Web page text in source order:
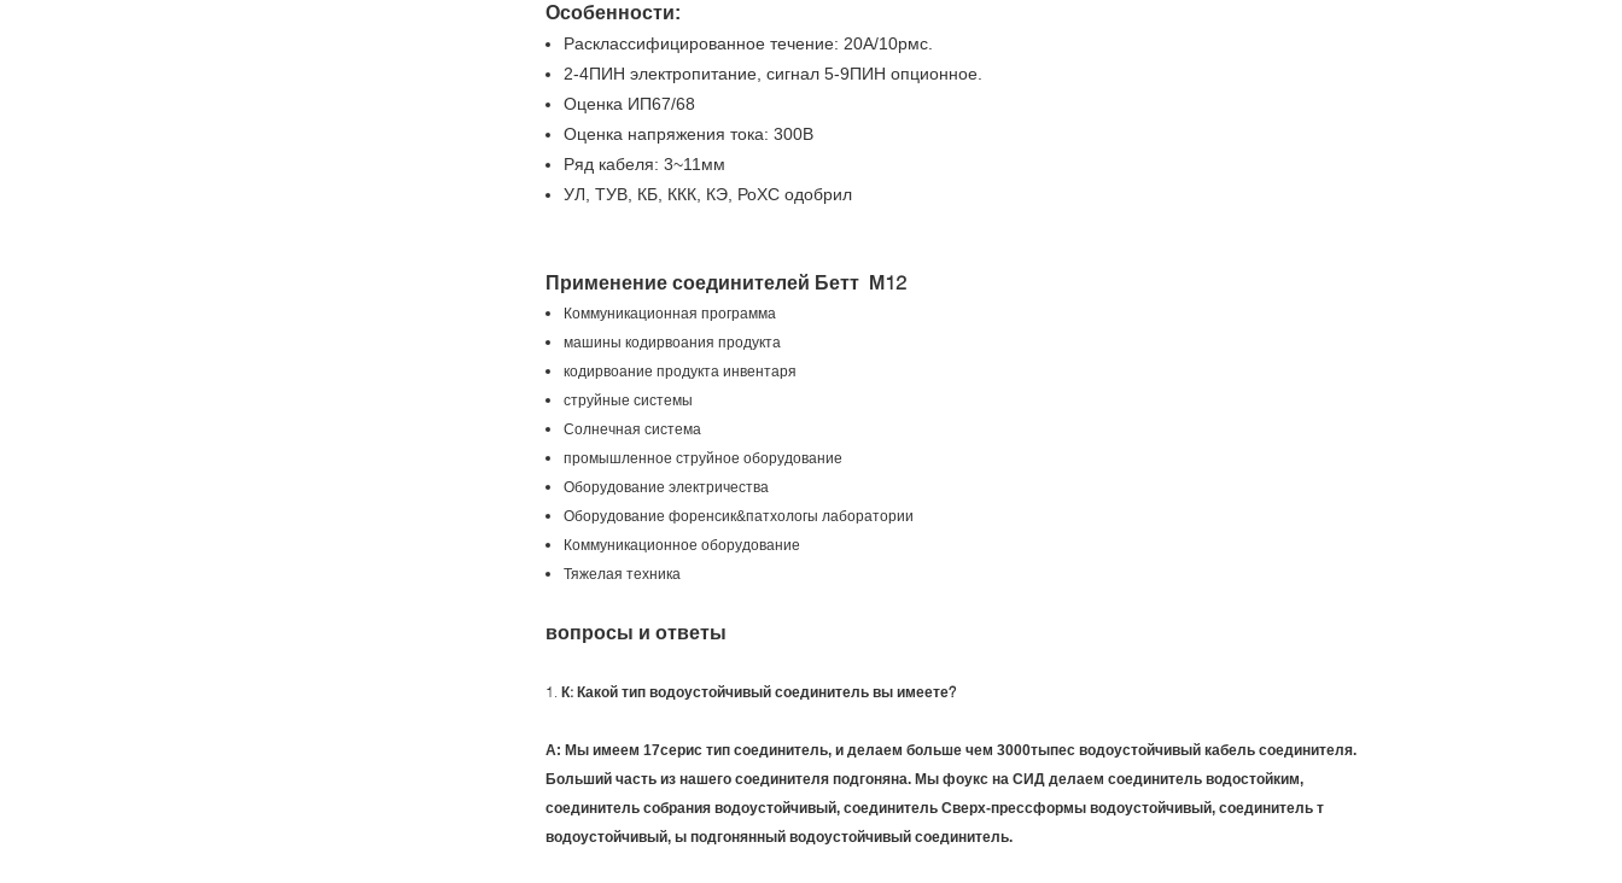
Особенности:
Расклассифицированное течение: 20А/10рмс.
2-4ПИН электропитание, сигнал 5-9ПИН опционное.
Оценка ИП67/68
Оценка напряжения тока: 300В
Ряд кабеля: 3~11мм
УЛ, ТУВ, КБ, ККК, КЭ, РоХС одобрил
Применение соединителей Бетт М12
Коммуникационная программа
машины кодирвоания продукта
кодирвоание продукта инвентаря
струйные системы
Солнечная система
промышленное струйное оборудование
Оборудование электричества
Оборудование форенсик&патхологы лаборатории
Коммуникационное оборудование
Тяжелая техника
вопросы и ответы
1. К: Какой тип водоустойчивый соединитель вы имеете?
А: Мы имеем 17серис тип соединитель, и делаем больше чем 3000тыпес водоустойчивый кабель соединителя.
Больший часть из нашего соединителя подгоняна. Мы фоукс на СИД делаем соединитель водостойким,
соединитель собрания водоустойчивый, соединитель Сверх-прессформы водоустойчивый, соединитель т
водоустойчивый, ы подгонянный водоустойчивый соединитель.